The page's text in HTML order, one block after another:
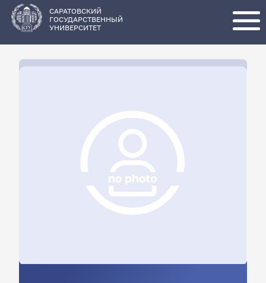
основному
содержанию
САРАТОВСКИЙ
ГОСУДАРСТВЕННЫЙ
УНИВЕРСИТЕТ